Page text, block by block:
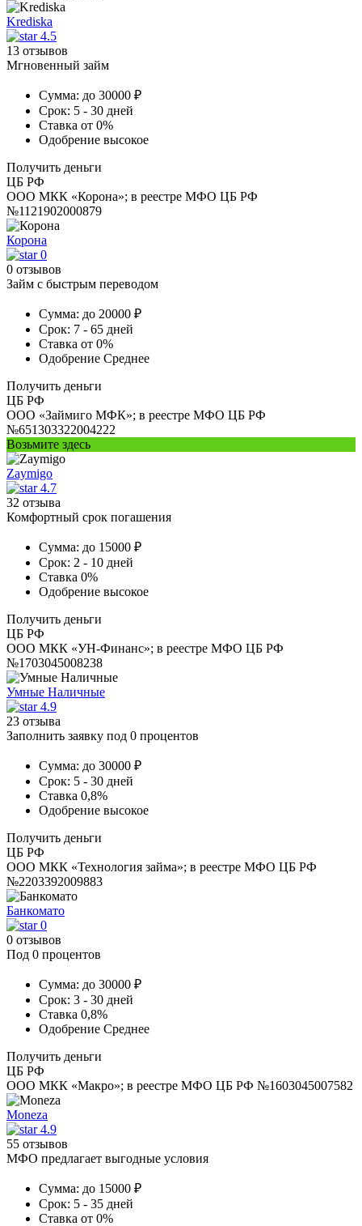
Krediska
4.5
13 отзывов
Мгновенный займ
Сумма: до 30000 ₽
Срок: 5 - 30 дней
Ставка от 0%
Одобрение высокое
Получить деньги
ЦБ РФ
ООО МКК «Корона»; в реестре МФО ЦБ РФ
№1121902000879
Корона
0
0 отзывов
Займ с быстрым переводом
Сумма: до 20000 ₽
Срок: 7 - 65 дней
Ставка от 0%
Одобрение Среднее
Получить деньги
ЦБ РФ
ООО «Займиго МФК»; в реестре МФО ЦБ РФ
№651303322004222
Возьмите здесь
Zaymigo
4.7
32 отзыва
Комфортный срок погашения
Сумма: до 15000 ₽
Срок: 2 - 10 дней
Ставка 0%
Одобрение высокое
Получить деньги
ЦБ РФ
ООО МКК «УН-Финанс»; в реестре МФО ЦБ РФ
№1703045008238
Умные Наличные
4.9
23 отзыва
Заполнить заявку под 0 процентов
Сумма: до 30000 ₽
Срок: 5 - 30 дней
Ставка 0,8%
Одобрение высокое
Получить деньги
ЦБ РФ
ООО МКК «Технология займа»; в реестре МФО ЦБ РФ
№2203392009883
Банкомато
0
0 отзывов
Под 0 процентов
Сумма: до 30000 ₽
Срок: 3 - 30 дней
Ставка 0,8%
Одобрение Среднее
Получить деньги
ЦБ РФ
ООО МКК «Макро»; в реестре МФО ЦБ РФ №1603045007582
Moneza
4.9
55 отзывов
МФО предлагает выгодные условия
Сумма: до 15000 ₽
Срок: 5 - 35 дней
Ставка от 0%